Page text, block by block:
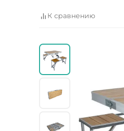
К сравнению